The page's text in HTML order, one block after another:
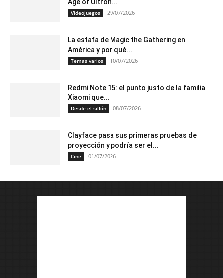
Age of Ultron...
Videojuegos 29/07/2026
La estafa de Magic the Gathering en
América y por qué...
Temas varios 10/07/2026
Redmi Note 15: el punto justo de la familia
Xiaomi que...
Desde el sillón 08/07/2026
Clayface pasa sus primeras pruebas de
proyección y podría ser el...
Cine 01/07/2026